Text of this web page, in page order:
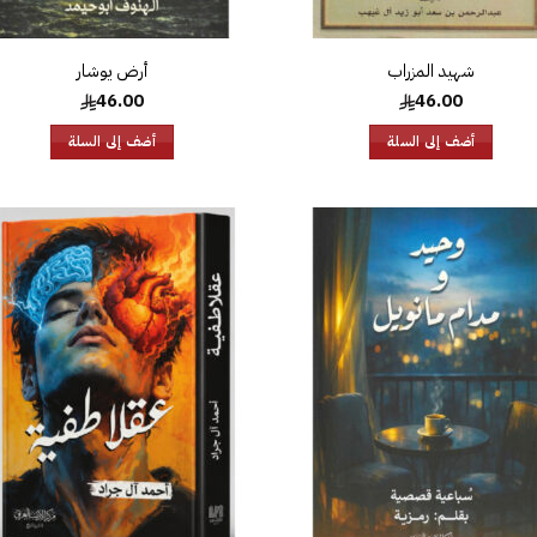
شهيد المزراب
46.00
أضف إلى السلة
أرض يوشار
46.00
أضف إلى السلة
قائمة
الرغبات